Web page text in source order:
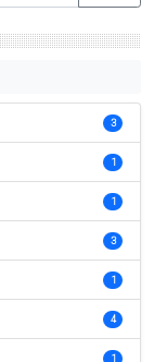
3
1
1
3
1
4
1